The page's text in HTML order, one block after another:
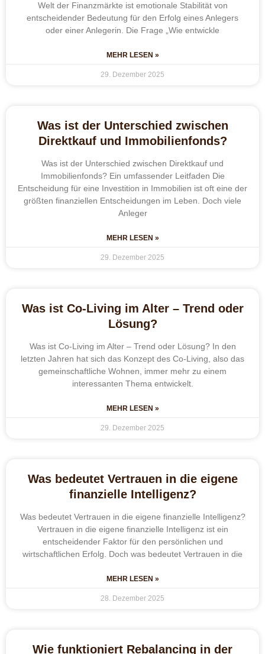
Welt der Finanzmärkte ist emotionale Stabilität von
entscheidender Bedeutung für den Erfolg eines Anlegers
oder einer Anlegerin. Die Frage „Wie entwickle
MEHR LESEN »
29. Dezember 2025
Was ist der Unterschied zwischen
Direktkauf und Immobilienfonds?
Was ist der Unterschied zwischen Direktkauf und
Immobilienfonds? Ein umfassender Leitfaden Die
Entscheidung für eine Investition in Immobilien ist oft eine der
größten finanziellen Entscheidungen im Leben. Doch viele
Anleger
MEHR LESEN »
29. Dezember 2025
Was ist Co-Living im Alter – Trend oder
Lösung?
Was ist Co-Living im Alter – Trend oder Lösung? In den
letzten Jahren hat sich das Konzept des Co-Living, also das
gemeinschaftliche Wohnen, immer mehr zu einem
interessanten Thema entwickelt.
MEHR LESEN »
29. Dezember 2025
Was bedeutet Vertrauen in die eigene
finanzielle Intelligenz?
Was bedeutet Vertrauen in die eigene finanzielle Intelligenz?
Vertrauen in die eigene finanzielle Intelligenz ist ein
entscheidender Faktor für den persönlichen und
wirtschaftlichen Erfolg. Doch was bedeutet Vertrauen in die
MEHR LESEN »
28. Dezember 2025
Wie funktioniert Rebalancing in der